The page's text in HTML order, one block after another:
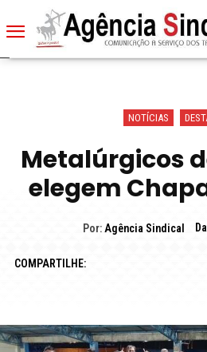
NOTÍCIAS
Metalúrgicos
elegem
Por: Agência Sindical
COMPARTILHE: